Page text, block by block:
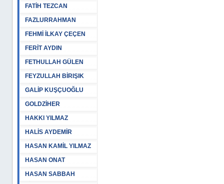
FATİH TEZCAN
FAZLURRAHMAN
FEHMİ İLKAY ÇEÇEN
FERİT AYDIN
FETHULLAH GÜLEN
FEYZULLAH BİRIŞIK
GALİP KUŞÇUOĞLU
GOLDZİHER
HAKKI YILMAZ
HALİS AYDEMİR
HASAN KAMİL YILMAZ
HASAN ONAT
HASAN SABBAH